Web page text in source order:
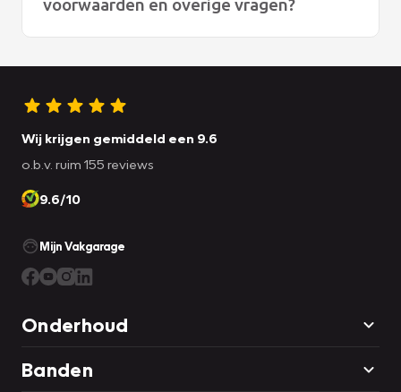
voorwaarden en overige vragen?
Onze algemene voorwaarden vindt uhier
Wij krijgen gemiddeld een 9.6
o.b.v. ruim 155 reviews
9.6/10
Mijn Vakgarage
Onderhoud
Banden